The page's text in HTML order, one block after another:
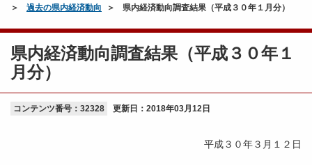
過去の県内経済動向
県内経済動向調査結果（平成３０年１月分）
県内経済動向調査結果（平成３０年１
月分）
コンテンツ番号：32328 更新日： 2018年03月12日
平成３０年３月１２日